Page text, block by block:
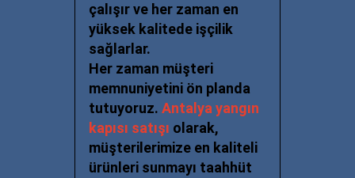
çalışır ve her zaman en
yüksek kalitede işçilik
sağlarlar.
Her zaman müşteri
memnuniyetini ön planda
tutuyoruz. Antalya yangın
kapısı satışı olarak,
müşterilerimize en kaliteli
ürünleri sunmayı taahhüt